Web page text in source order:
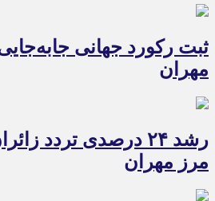
ثبت رکورد جهانی
مهران
رشد ۲۴ درصدی تردد
مرز مهران